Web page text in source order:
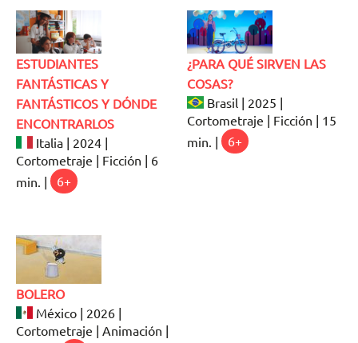
ESTUDIANTES
FANTÁSTICAS Y
FANTÁSTICOS Y DÓNDE
ENCONTRARLOS
Italia | 2024 |
Cortometraje | Ficción | 6
min. |
6+
¿PARA QUÉ SIRVEN LAS
COSAS?
Brasil | 2025 |
Cortometraje | Ficción | 15
min. |
6+
BOLERO
México | 2026 |
Cortometraje | Animación |